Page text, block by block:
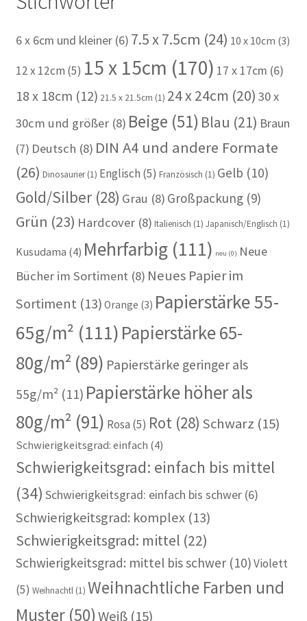
6 x 6cm und kleiner(6) 7.5 x 7.5cm (24) 10 x 10cm (3)
12 x 12cm (5) 15 x 15cm (170) 17 x 17cm (6)
18 x 18cm (12) 21.5 x 21.5cm (1) 24 x 24cm (20) 30 x
30cm und größer(8) Beige (51) Blau (21) Braun
(7) Deutsch (8) DIN A4 und andere Formate
(26) Dinosaurier(1) Englisch (5) Französisch (1) Gelb (10)
Gold/Silber(28) Grau (8) Großpackung(9)
Grün (23) Hardcover(8) Italienisch (1) Japanisch/Englisch (1)
Kusudama (4) Mehrfarbig(111) neu (0) Neue
Bücher im Sortiment (8) Neues Papier im
Sortiment(13) Orange (3) Papierstärke 55-
65g/m² (111) Papierstärke 65-
80g/m²(89) Papierstärke geringer als
55g/m²(11) Papierstärke höher als
80g/m² (91) Rosa (5) Rot (28) Schwarz (15)
Schwierigkeitsgrad: einfach (4)
Schwierigkeitsgrad: einfach bis mittel
(34) Schwierigkeitsgrad: einfach bis schwer(6)
Schwierigkeitsgrad: komplex(13)
Schwierigkeitsgrad: mittel (22)
Schwierigkeitsgrad: mittel bis schwer(10)Violett
(5) Weihnachtl(1) Weihnachtliche Farben und
Muster(50)Weiß(15)